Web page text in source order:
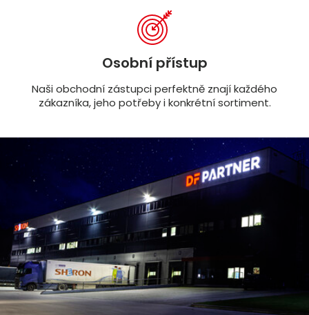
Osobní přístup
Naši obchodní zástupci perfektně znají každého
zákazníka, jeho potřeby i konkrétní sortiment.